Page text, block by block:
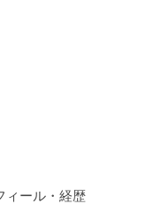
ィール・経歴